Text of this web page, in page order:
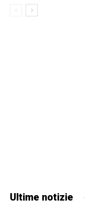
Ultime notizie